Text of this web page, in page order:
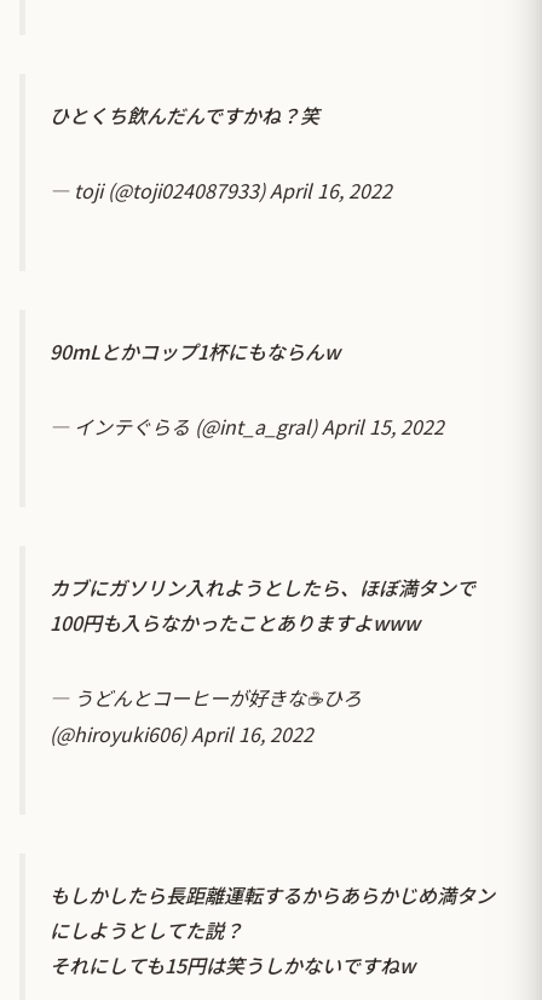
ひとくち飲んだんですかね？笑
— toji (@toji024087933)April 16, 2022
90mLとかコップ1杯にもならんw
— インテぐらる (@int_a_gral)April 15, 2022
カブにガソリン入れようとしたら、ほぼ満タンで
100円も入らなかったことありますよwww
— うどんとコーヒーが好きな☕️ひろ
(@hiroyuki606)April 16, 2022
もしかしたら長距離運転するからあらかじめ満タン
にしようとしてた説？
それにしても15円は笑うしかないですねw